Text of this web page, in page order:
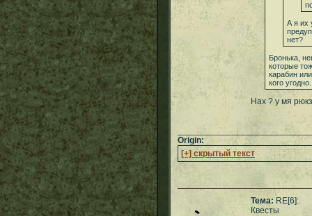
А я их
нет?
Бронька,
которые
карабин
кого угодно.
Нах ? у мя
Origin:
[+] скрытый текст
Тема: RE[6]:
Квесты